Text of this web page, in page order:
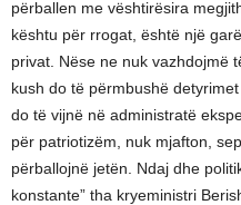
përballen me vështirësira
kështu për rrogat, është një
privat. Nëse ne nuk vazhdojmë
kush do të përmbushë
do të vijnë në administratë
për patriotizëm, nuk mjafton,
përballojnë jetën. Ndaj dhe
konstante” tha kryeministri